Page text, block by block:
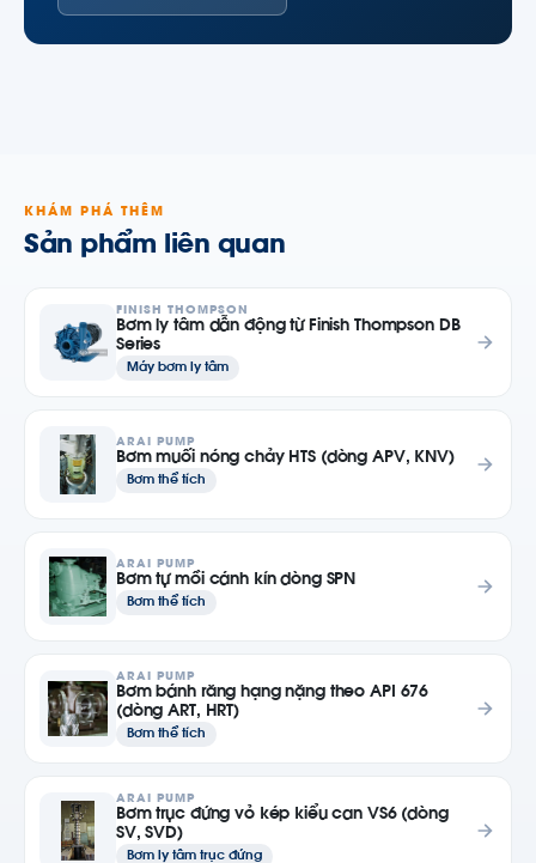
KHÁM PHÁ THÊM
Sản phẩm liên quan
FINISH THOMPSON
Bơm ly tâm dẫn động từ Finish Thompson DB
Series
Máy bơm ly tâm
ARAI PUMP
Bơm muối nóng chảy HTS (dòng APV, KNV)
Bơm thể tích
ARAI PUMP
Bơm tự mồi cánh kín dòng SPN
Bơm thể tích
ARAI PUMP
Bơm bánh răng hạng nặng theo API 676
(dòng ART, HRT)
Bơm thể tích
ARAI PUMP
Bơm trục đứng vỏ kép kiểu can VS6 (dòng
SV, SVD)
Bơm ly tâm trục đứng